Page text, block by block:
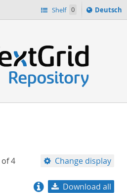
Shelf 0
Sprache
ï¿½ndern
Deutsch
of4 Change display
Download all